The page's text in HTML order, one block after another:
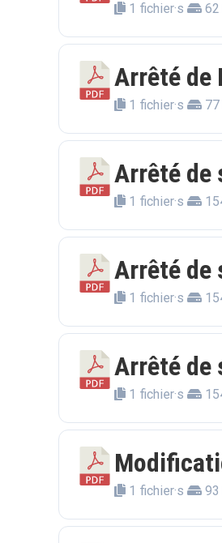
1 fichier·s 62
Arrêté de
1 fichier·s 77
Arrêté de
1 fichier·s
Arrêté de
1 fichier·s
Arrêté de
1 fichier·s
1 fichier·s 93